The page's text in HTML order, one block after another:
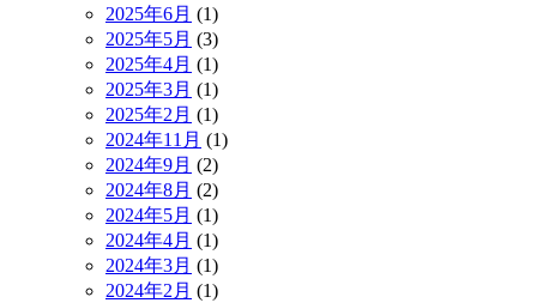
2025年6月 (1)
2025年5月 (3)
2025年4月 (1)
2025年3月 (1)
2025年2月 (1)
2024年11月 (1)
2024年9月 (2)
2024年8月 (2)
2024年5月 (1)
2024年4月 (1)
2024年3月 (1)
2024年2月 (1)